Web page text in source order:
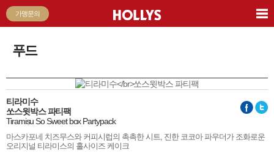
푸드
티라미수
쏘스윗박스 파티팩
Tiramisu So Sweet box Partypack
마스카포네 치즈무스와 커피시럽의 촉촉한 시트, 진한 코코아 파우더가 조화로운
오리지널 티라미스의 홀사이즈 케이크
가맹문의